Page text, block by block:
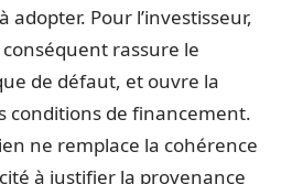
adopter. Pour l’investisseur,
rassure le
de défaut, et ouvre la
conditions de financement.
ne remplace la cohérence
à justifier la provenance